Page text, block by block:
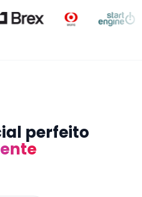
perfeito